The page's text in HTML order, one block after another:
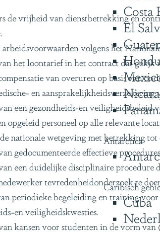
Costa
El
Antarctica
Caribisch
Cuba
de vrijheid van dienstbetrekking en
volgens het
het loontarief in het contract dat gelijk
van overuren op basis van
en aansprakelijkheidsverzekering
een gezondheids-en
opgeleid personeel op alle relevante
nationale wetgeving met betrekking
gedocumenteerde effectieve
een duidelijke disciplinaire procedure
tevredenheidonderzoek te
periodieke begeleiding en training
en veiligheidskwesties.
kansen voor studenten in de vorm van